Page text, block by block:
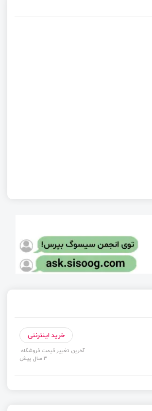
خرید اینترنتی
آخرین تغییر قیمت فروشگاه:
3 سال پیش